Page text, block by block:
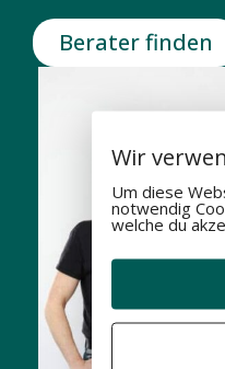
Berater finden
Wir
Um diese
notwendig
welche du